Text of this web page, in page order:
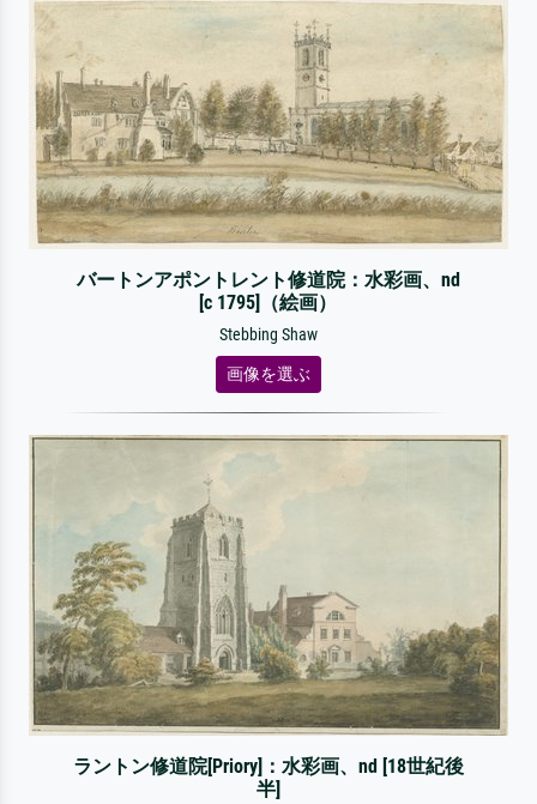
バートンアポントレント修道院：水彩画、nd
[c 1795]（絵画）
Stebbing Shaw
画像を選ぶ
ラントン修道院[Priory]：水彩画、nd [18世紀後
半]